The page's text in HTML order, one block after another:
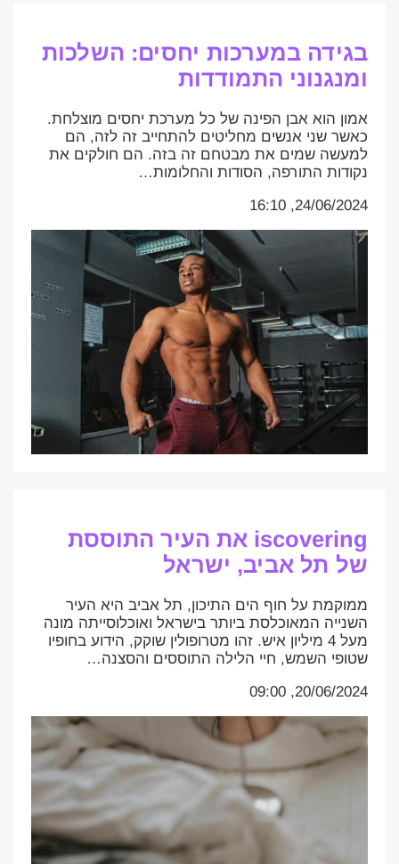
בגידה במערכות יחסים: השלכות
ומנגנוני התמודדות
אמון הוא אבן הפינה של כל מערכת יחסים מוצלחת.
כאשר שני אנשים מחליטים להתחייב זה לזה, הם
למעשה שמים את מבטחם זה בזה. הם חולקים את
נקודות התורפה, הסודות והחלומות…
24/06/2024, 16:10
iscovering את העיר התוססת
של תל אביב, ישראל
ממוקמת על חוף הים התיכון, תל אביב היא העיר
השנייה המאוכלסת ביותר בישראל ואוכלוסייתה מונה
מעל 4 מיליון איש. זהו מטרופולין שוקק, הידוע בחופיו
שטופי השמש, חיי הלילה התוססים והסצנה…
20/06/2024, 09:00